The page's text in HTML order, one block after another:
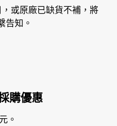
或原廠已缺貨不補，將
告知。
購優惠
。